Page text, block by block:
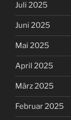
Juli 2025
Juni 2025
Mai 2025
April 2025
März 2025
Februar 2025